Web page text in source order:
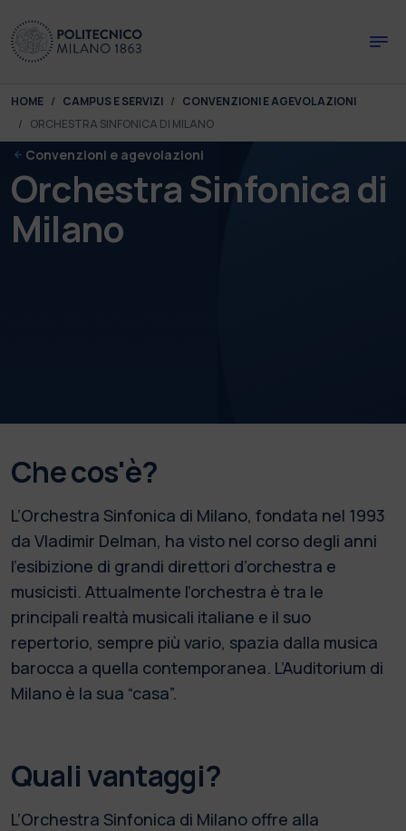
You are here:
HOME CAMPUS E SERVIZI
CONVENZIONI E AGEVOLAZIONI
ORCHESTRA SINFONICA DI MILANO
Convenzioni e agevolazioni
Orchestra Sinfonica di
Milano
Che cos'è?
L’Orchestra Sinfonica di Milano, fondata nel 1993
da Vladimir Delman, ha visto nel corso degli anni
l’esibizione di grandi direttori d’orchestra e
musicisti. Attualmente l’orchestra è tra le
principali realtà musicali italiane e il suo
repertorio, sempre più vario, spazia dalla musica
barocca a quella contemporanea. L’Auditorium di
Milano è la sua “casa”.
Quali vantaggi?
L’Orchestra Sinfonica di Milano offre alla